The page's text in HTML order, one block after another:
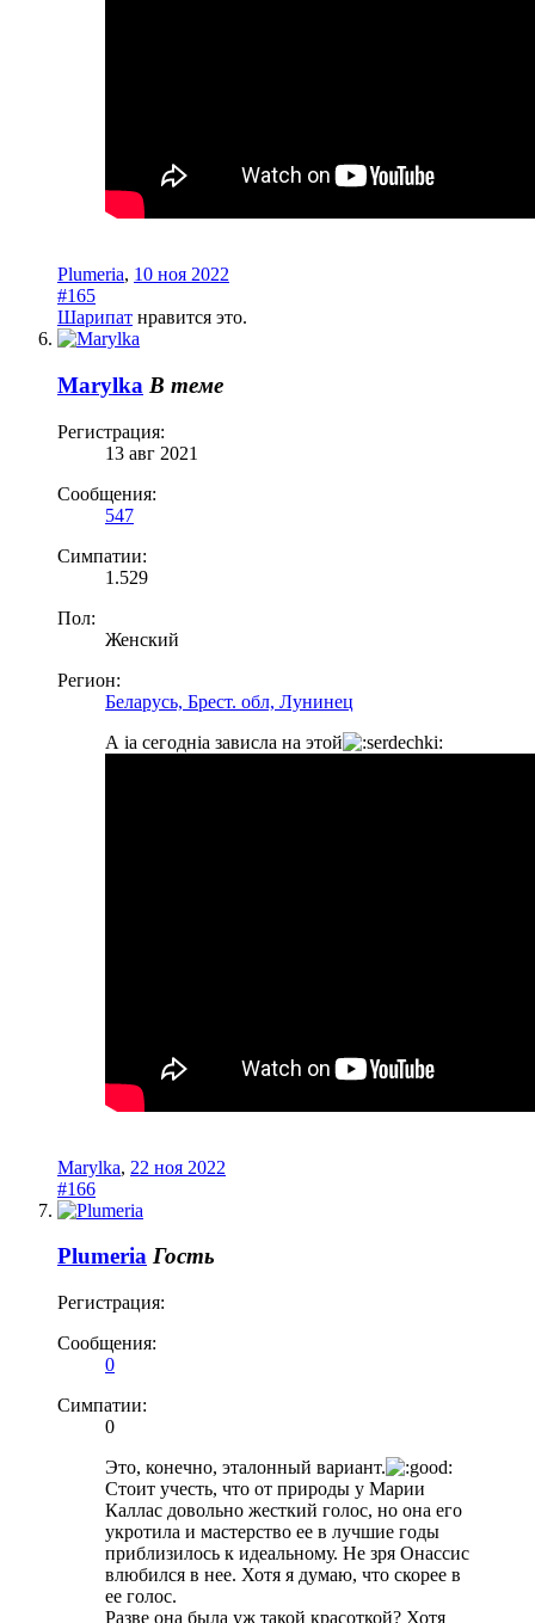
Plumeria, 10 ноя 2022
#165
Шарипат нравится это.
Marylka В теме
Регистрация:
13 авг 2021
Сообщения:
547
Симпатии:
1.529
Пол:
Женский
Регион:
Беларусь, Брест. обл, Лунинец
А ia сегоднia зависла на этой
Marylka, 22 ноя 2022
#166
Plumeria Гость
Регистрация:
Сообщения:
0
Симпатии:
0
Это, конечно, эталонный вариант.
Стоит учесть, что от природы у Марии
Каллас довольно жесткий голос, но она его
укротила и мастерство ее в лучшие годы
приблизилось к идеальному. Не зря Онассис
влюбился в нее. Хотя я думаю, что скорее в
ее голос.
Разве она была уж такой красоткой? Хотя